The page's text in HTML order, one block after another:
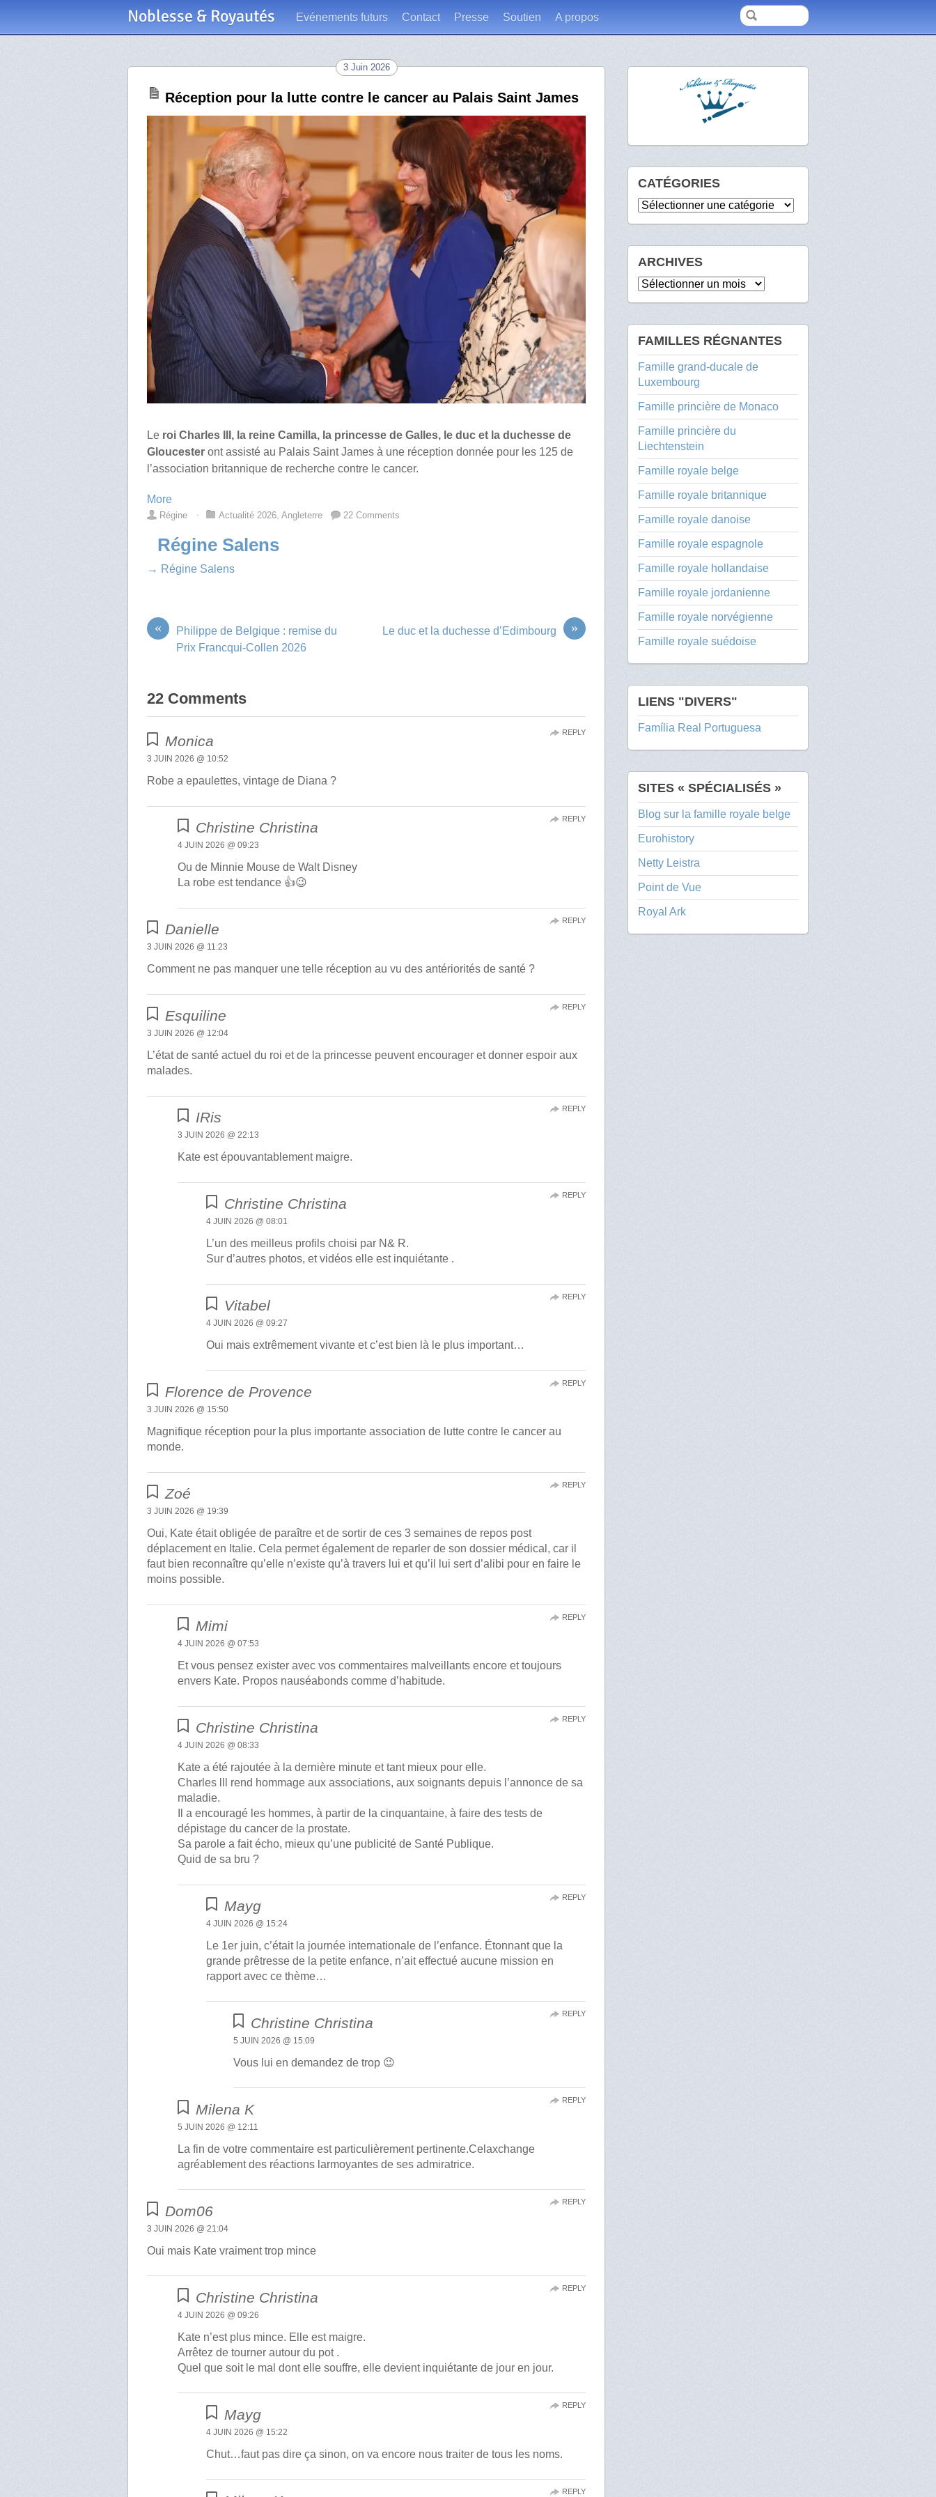
Noblesse & Royautés Evénements futurs Contact Presse Soutien A propos
3 Juin 2026
Réception pour la lutte contre le cancer au Palais Saint James
Le roi Charles III, la reine Camilla, la princesse de Galles, le duc et la duchesse de
Gloucester ont assisté au Palais Saint James à une réception donnée pour les 125 de
l’association britannique de recherche contre le cancer.
More
Régine ⋅ Actualité 2026 ,Angleterre 22 Comments
Régine Salens
→ Régine Salens
«
Philippe de Belgique : remise du
Prix Francqui-Collen 2026
»
Le duc et la duchesse d’Edimbourg
22 Comments
Monica
3 JUIN 2026 @ 10:52
Robe a epaulettes, vintage de Diana ?
REPLY
Christine Christina
4 JUIN 2026 @ 09:23
Ou de Minnie Mouse de Walt Disney
La robe est tendance 👍😉
REPLY
Danielle
3 JUIN 2026 @ 11:23
Comment ne pas manquer une telle réception au vu des antériorités de santé ?
REPLY
Esquiline
3 JUIN 2026 @ 12:04
L’état de santé actuel du roi et de la princesse peuvent encourager et donner espoir aux
malades.
REPLY
IRis
3 JUIN 2026 @ 22:13
Kate est épouvantablement maigre.
REPLY
Christine Christina
4 JUIN 2026 @ 08:01
L’un des meilleus profils choisi par N& R.
Sur d’autres photos, et vidéos elle est inquiétante .
REPLY
Vitabel
4 JUIN 2026 @ 09:27
Oui mais extrêmement vivante et c’est bien là le plus important…
REPLY
Florence de Provence
3 JUIN 2026 @ 15:50
Magnifique réception pour la plus importante association de lutte contre le cancer au
monde.
REPLY
Zoé
3 JUIN 2026 @ 19:39
Oui, Kate était obligée de paraître et de sortir de ces 3 semaines de repos post
déplacement en Italie. Cela permet également de reparler de son dossier médical, car il
faut bien reconnaître qu’elle n’existe qu’à travers lui et qu’il lui sert d’alibi pour en faire le
moins possible.
REPLY
Mimi
4 JUIN 2026 @ 07:53
Et vous pensez exister avec vos commentaires malveillants encore et toujours
envers Kate. Propos nauséabonds comme d’habitude.
REPLY
Christine Christina
4 JUIN 2026 @ 08:33
Kate a été rajoutée à la dernière minute et tant mieux pour elle.
Charles lll rend hommage aux associations, aux soignants depuis l’annonce de sa
maladie.
Il a encouragé les hommes, à partir de la cinquantaine, à faire des tests de
dépistage du cancer de la prostate.
Sa parole a fait écho, mieux qu’une publicité de Santé Publique.
Quid de sa bru ?
REPLY
Mayg
4 JUIN 2026 @ 15:24
Le 1er juin, c’était la journée internationale de l’enfance. Étonnant que la
grande prêtresse de la petite enfance, n’ait effectué aucune mission en
rapport avec ce thème…
REPLY
Christine Christina
5 JUIN 2026 @ 15:09
Vous lui en demandez de trop 😉
REPLY
Milena K
5 JUIN 2026 @ 12:11
La fin de votre commentaire est particulièrement pertinente.Celaxchange
agréablement des réactions larmoyantes de ses admiratrice.
REPLY
Dom06
3 JUIN 2026 @ 21:04
Oui mais Kate vraiment trop mince
REPLY
Christine Christina
4 JUIN 2026 @ 09:26
Kate n’est plus mince. Elle est maigre.
Arrêtez de tourner autour du pot .
Quel que soit le mal dont elle souffre, elle devient inquiétante de jour en jour.
REPLY
Mayg
4 JUIN 2026 @ 15:22
Chut…faut pas dire ça sinon, on va encore nous traiter de tous les noms.
REPLY
REPLY
CATÉGORIES
Catégories
ARCHIVES
Archives
FAMILLES RÉGNANTES
Famille grand-ducale de
Luxembourg
Famille princière de Monaco
Famille princière du
Liechtenstein
Famille royale belge
Famille royale britannique
Famille royale danoise
Famille royale espagnole
Famille royale hollandaise
Famille royale jordanienne
Famille royale norvégienne
Famille royale suédoise
LIENS "DIVERS"
Família Real Portuguesa
SITES « SPÉCIALISÉS »
Blog sur la famille royale belge
Eurohistory
Netty Leistra
Point de Vue
Royal Ark